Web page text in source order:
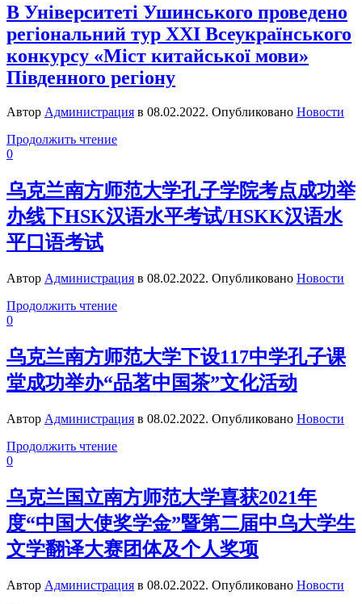
В Університеті Ушинського проведено
регіональний тур ХХI Всеукраїнського
конкурсу «Міст китайської мови»
Південного регіону
Автор Администрация в 08.02.2022. Опубликовано Новости
Продолжить чтение
0
乌克兰南方师范大学孔子学院考点成功举
办线下HSK汉语水平考试/HSKK汉语水
平口语考试
Автор Администрация в 08.02.2022. Опубликовано Новости
Продолжить чтение
0
乌克兰南方师范大学下设117中学孔子课
堂成功举办“品茗中国茶”文化活动
Автор Администрация в 08.02.2022. Опубликовано Новости
Продолжить чтение
0
乌克兰国立南方师范大学喜获2021年
度“中国大使奖学金”暨第二届中乌大学生
文学翻译大赛团体及个人奖项
Автор Администрация в 08.02.2022. Опубликовано Новости